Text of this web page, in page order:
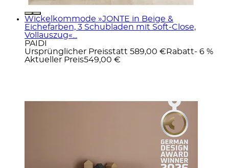
Wickelkommode »JONTE in Beige &
Eichefarben, 3 Schubladen mit Soft-Close,
Vollauszug«...
PAIDI
Ursprünglicher Preisstatt 589,00 € Rabatt- 6 %
Aktueller Preis549,00 €